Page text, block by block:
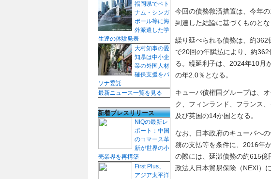
今回の債務救済措置は、今年
到達した結論に基づくものとな
繰り延べられる債務は、約
で20回の年賦払により、約
る。繰延利子は、2024年10月
の年2.0％となる。
キューバ債権国グループは、
ク、フィンランド、フランス
及び英国の14か国となる。
なお、日本政府のキューバへ
務の支払等を条件に、2016年
の際には、延滞債務の約615
政法人日本貿易保険（NEXI）
福岡県でベト
ナム・シンガ
ポール等に海
外派遣した学
生達の体験発表
大村知事の愛
知県は中小企
業の外国人材
確保支援をパ
ソナ委託
最新ニュース一覧を見る
新着プレスリリース
NIQの最新レ
ポート：中国
のコマース革
新が世界の小
売業界を再構築
First Plus、
アジア太平洋